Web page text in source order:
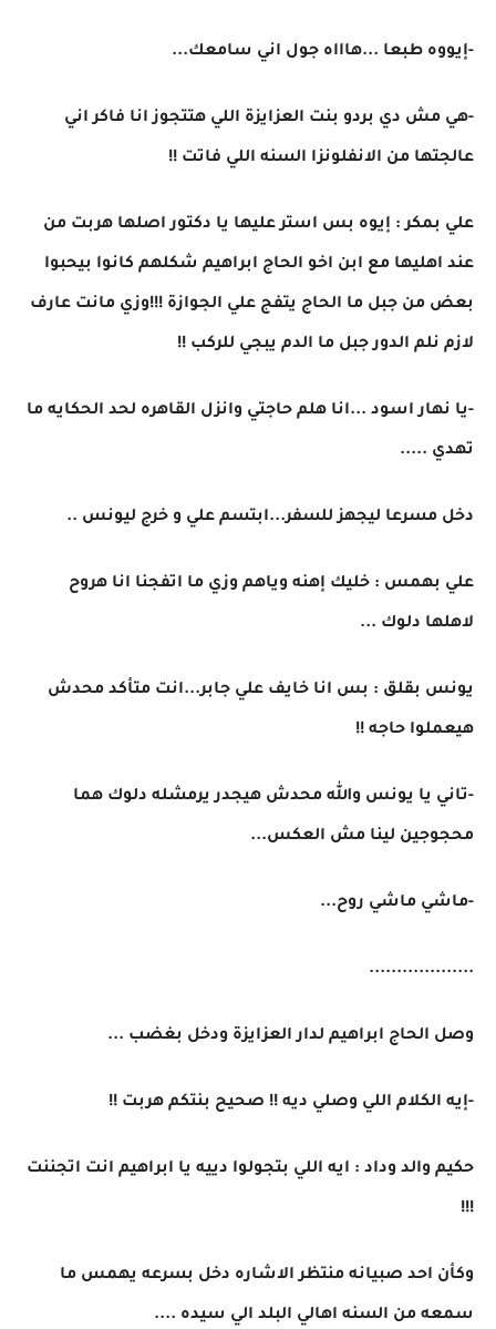
-إيووه طبعا ...هاااه جول اني سامعك...
-هي مش دي بردو بنت العزايزة اللي هتتجوز انا فاكر اني
عالجتها من الانفلونزا السنه اللي فاتت !!
علي بمكر : إيوه بس استر عليها يا دكتور اصلها هربت من
عند اهليها مع ابن اخو الحاج ابراهيم شكلهم كانوا بيحبوا
بعض من جبل ما الحاج يتفج علي الجوازة !!!وزي مانت عارف
لازم نلم الدور جبل ما الدم يبجي للركب !!
-يا نهار اسود ...انا هلم حاجتي وانزل القاهره لحد الحكايه ما
تهدي .....
دخل مسرعا ليجهز للسفر...ابتسم علي و خرج ليونس ..
علي بهمس : خليك إهنه وياهم وزي ما اتفجنا انا هروح
لاهلها دلوك ...
يونس بقلق : بس انا خايف علي جابر...انت متأكد محدش
هيعملوا حاجه !!
-تاني يا يونس والله محدش هيجدر يرمشله دلوك هما
محجوجين لينا مش العكس...
-ماشي ماشي روح...
...................
وصل الحاج ابراهيم لدار العزايزة ودخل بغضب ...
-إيه الكلام اللي وصلي ديه !! صحيح بنتكم هربت !!
حكيم والد وداد : ايه اللي بتجولوا دييه يا ابراهيم انت اتجننت
!!!
وكأن احد صبيانه منتظر الاشاره دخل بسرعه يهمس ما
سمعه من السنه اهالي البلد الي سيده ....